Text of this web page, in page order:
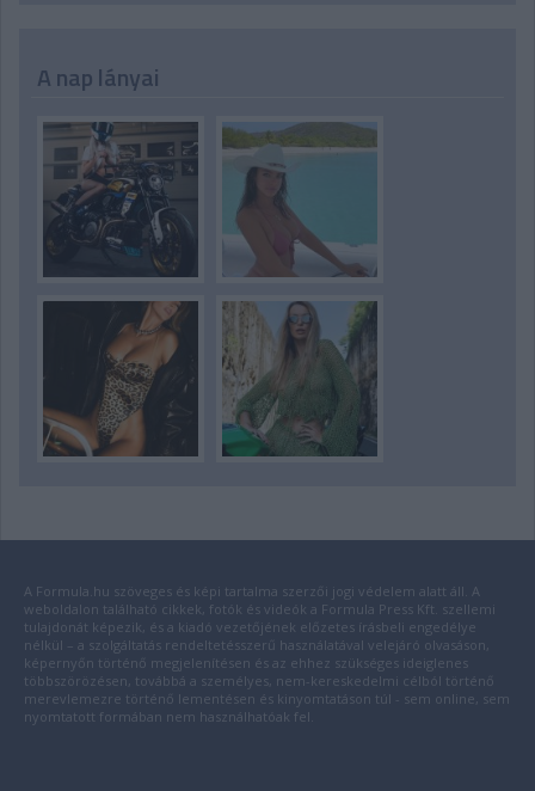
A nap lányai
A Formula.hu szöveges és képi tartalma szerzői jogi védelem alatt áll. A
weboldalon található cikkek, fotók és videók a Formula Press Kft. szellemi
tulajdonát képezik, és a kiadó vezetőjének előzetes írásbeli engedélye
nélkül – a szolgáltatás rendeltetésszerű használatával velejáró olvasáson,
képernyőn történő megjelenítésen és az ehhez szükséges ideiglenes
többszörözésen, továbbá a személyes, nem-kereskedelmi célból történő
merevlemezre történő lementésen és kinyomtatáson túl - sem online, sem
nyomtatott formában nem használhatóak fel.